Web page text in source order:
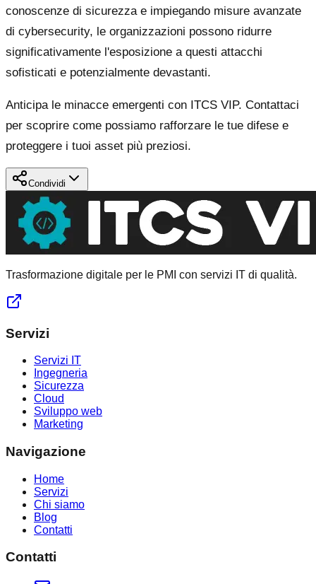
conoscenze di sicurezza e impiegando misure avanzate
di cybersecurity, le organizzazioni possono ridurre
significativamente l'esposizione a questi attacchi
sofisticati e potenzialmente devastanti.
Anticipa le minacce emergenti con ITCS VIP. Contattaci
per scoprire come possiamo rafforzare le tue difese e
proteggere i tuoi asset più preziosi.
Condividi
Trasformazione digitale per le PMI con servizi IT di qualità.
Servizi
Servizi IT
Ingegneria
Sicurezza
Cloud
Sviluppo web
Marketing
Navigazione
Home
Servizi
Chi siamo
Blog
Contatti
Contatti